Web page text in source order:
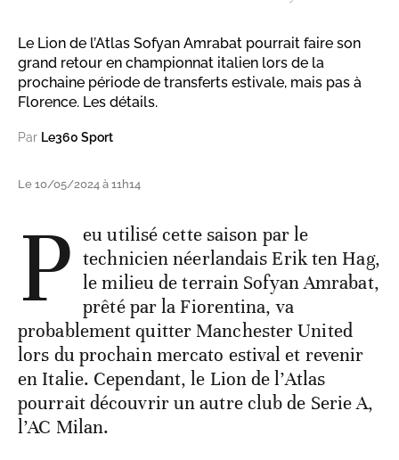
Le Lion de l’Atlas Sofyan Amrabat pourrait faire son
grand retour en championnat italien lors de la
prochaine période de transferts estivale, mais pas à
Florence. Les détails.
Par Le360 Sport
Le 10/05/2024 à 11h14
P eu utilisé cette saison par le
technicien néerlandais Erik ten Hag,
le milieu de terrain Sofyan Amrabat,
prêté par la Fiorentina, va
probablement quitter Manchester United
lors du prochain mercato estival et revenir
en Italie. Cependant, le Lion de l’Atlas
pourrait découvrir un autre club de Serie A,
l’AC Milan.